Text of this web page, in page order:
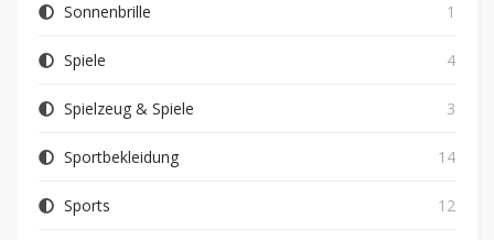
Sonnenbrille 1
Spiele 4
Spielzeug & Spiele 3
Sportbekleidung 14
Sports 12